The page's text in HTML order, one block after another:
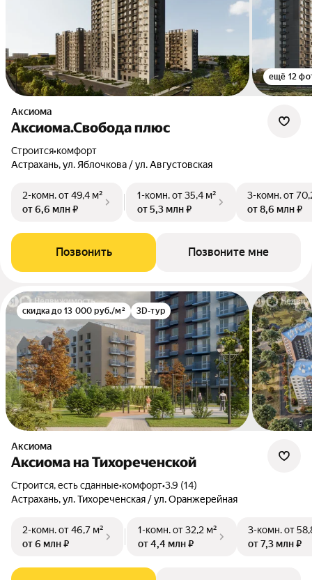
ещё 12
Аксиома
Аксиома.Свобода плюс
Строится•комфорт
Астрахань, ул. Яблочкова / ул. Августовская
2-комн.от 49,4 м²
от 6,6 млн ₽
1-комн.от 35,4 м²
от 5,3 млн ₽
3-комн.от
от 8,6 млн ₽
Позвонить Позвоните мне
скидка до 13 000 руб./м² 3D-тур
Аксиома
Аксиома на Тихореченской
Строится, есть сданные•комфорт•3.9 (14)
Астрахань, ул. Тихореченская / ул. Оранжерейная
2-комн.от 46,7 м²
от 6 млн ₽
1-комн.от 32,2 м²
от 4,4 млн ₽
3-комн.от
от 7,3 млн ₽